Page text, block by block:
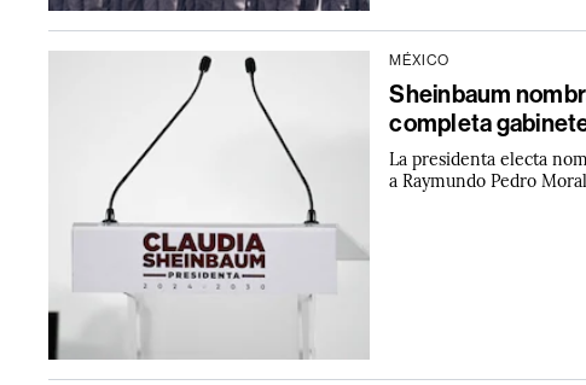
MÉXICO
Sheinbaum
completa
La presidenta electa
a Raymundo Pedro